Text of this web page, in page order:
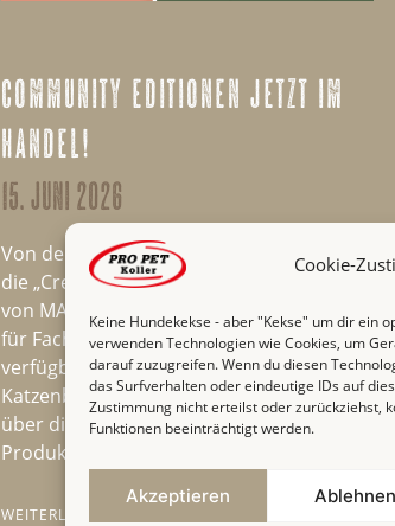
Cookie-
Keine Hundekekse - aber "Kekse" um dir ein
verwenden Technologien wie Cookies, um
darauf zuzugreifen. Wenn du diesen
das Surfverhalten oder eindeutige IDs auf
Zustimmung nicht erteilst oder zurückziehst,
Funktionen beeinträchtigt werden.
Akzeptieren Ablehnen
community editionen jetzt im
handel!
15. juni 2026
Von der Community, für die Community:
die „Create Your Own Product“ Sorten
von MAC’s und TUNDRA sind ab sofort
für Fachhändler und Endkunden
verfügbar. Zuvor konnten Hunde- und
Katzenbesitzer aus ganz Deutschland
über die Zusammensetzung der
Produkte bestimmen.
WEITERLESEN »